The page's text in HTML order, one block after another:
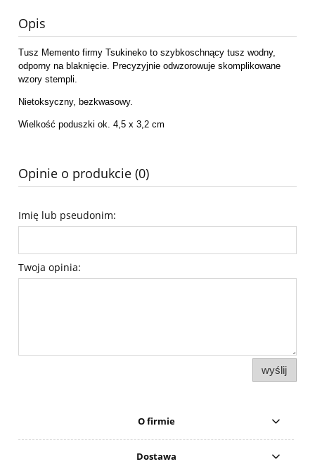
Opis
Tusz Memento firmy Tsukineko to szybkoschnący tusz wodny,
odporny na blaknięcie. Precyzyjnie odwzorowuje skomplikowane
wzory stempli.
Nietoksyczny, bezkwasowy.
Wielkość poduszki ok. 4,5 x 3,2 cm
Opinie o produkcie (0)
Imię lub pseudonim:
Twoja opinia:
wyślij
O firmie
Dostawa